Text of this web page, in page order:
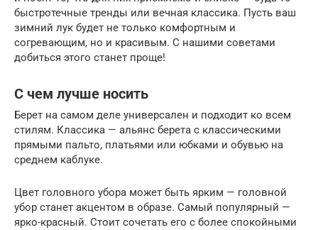
быстротечные тренды или вечная классика. Пусть ваш
зимний лук будет не только комфортным и
согревающим, но и красивым. С нашими советами
добиться этого станет проще!
С чем лучше носить
Берет на самом деле универсален и подходит ко всем
стилям. Классика — альянс берета с классическими
прямыми пальто, платьями или юбками и обувью на
среднем каблуке.
Цвет головного убора может быть ярким — головной
убор станет акцентом в образе. Самый популярный —
ярко-красный. Стоит сочетать его с более спокойными